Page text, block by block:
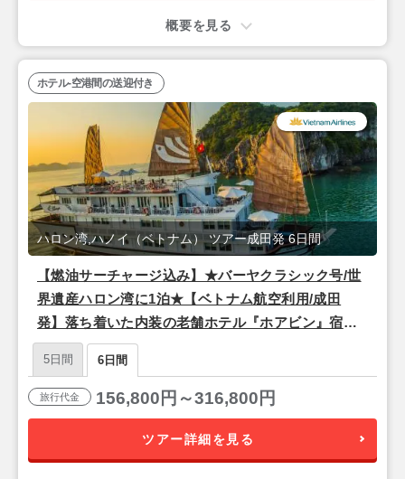
概要を見る
【燃油サーチャージ込み】★バーヤクラシック号/世
界遺産ハロン湾に1泊★【ベトナム航空利用/成田
発】落ち着いた内装の老舗ホテル『ホアビン』宿泊
ハノイ4泊6日
ハロン湾,ハノイ（ベトナム） ツアー成田発 6日間
ホテル-空港間の送迎付き
5日間 6日間
旅行代金 156,800円～316,800円
ツアー詳細を見る